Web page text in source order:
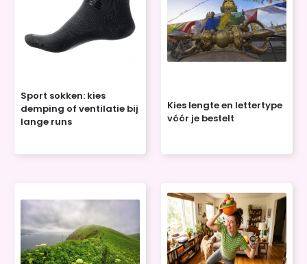
Sport sokken: kies
demping of ventilatie bij
lange runs
Kies lengte en lettertype
vóór je bestelt